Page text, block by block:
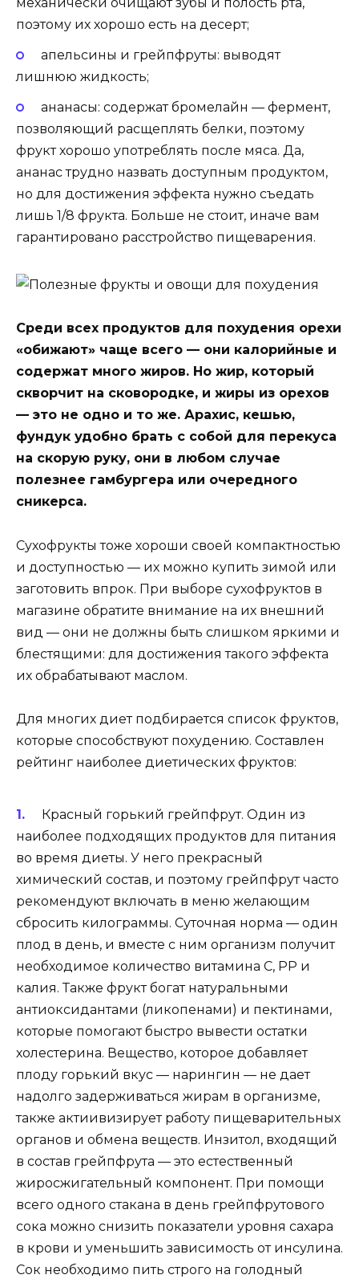
поэтому их хорошо есть на десерт;
апельсины и грейпфруты: выводят
лишнюю жидкость;
ананасы: содержат бромелайн — фермент,
позволяющий расщеплять белки, поэтому
фрукт хорошо употреблять после мяса. Да,
ананас трудно назвать доступным продуктом,
но для достижения эффекта нужно съедать
лишь 1/8 фрукта. Больше не стоит, иначе вам
гарантировано расстройство пищеварения.
Среди всех продуктов для похудения орехи
«обижают» чаще всего — они калорийные и
содержат много жиров. Но жир, который
скворчит на сковородке, и жиры из орехов
— это не одно и то же. Арахис, кешью,
фундук удобно брать с собой для перекуса
на скорую руку, они в любом случае
полезнее гамбургера или очередного
сникерса.
Сухофрукты тоже хороши своей компактностью
и доступностью — их можно купить зимой или
заготовить впрок. При выборе сухофруктов в
магазине обратите внимание на их внешний
вид — они не должны быть слишком яркими и
блестящими: для достижения такого эффекта
их обрабатывают маслом.
Для многих диет подбирается список фруктов,
которые способствуют похудению. Составлен
рейтинг наиболее диетических фруктов:
Красный горький грейпфрут. Один из
наиболее подходящих продуктов для питания
во время диеты. У него прекрасный
химический состав, и поэтому грейпфрут часто
рекомендуют включать в меню желающим
сбросить килограммы. Суточная норма — один
плод в день, и вместе с ним организм получит
необходимое количество витамина С, РР и
калия. Также фрукт богат натуральными
антиоксидантами (ликопенами) и пектинами,
которые помогают быстро вывести остатки
холестерина. Вещество, которое добавляет
плоду горький вкус — нарингин — не дает
надолго задерживаться жирам в организме,
также актиивизирует работу пищеварительных
органов и обмена веществ. Инзитол, входящий
в состав грейпфрута — это естественный
жиросжигательный компонент. При помощи
всего одного стакана в день грейпфрутового
сока можно снизить показатели уровня сахара
в крови и уменьшить зависимость от инсулина.
Сок необходимо пить строго на голодный